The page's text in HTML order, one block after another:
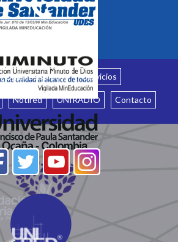
¿Quiénes somos? Servicios
Notired UNIRADIO Contacto